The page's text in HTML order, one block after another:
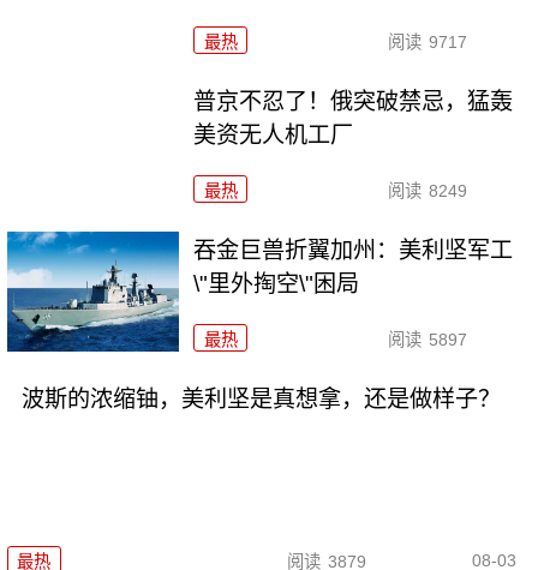
最热 阅读 9717
普京不忍了！俄突破禁忌，猛轰
美资无人机工厂
最热 阅读 8249
吞金巨兽折翼加州：美利坚军工
\"里外掏空\"困局
最热 阅读 5897
波斯的浓缩铀，美利坚是真想拿，还是做样子？
最热 阅读 3879 08-03